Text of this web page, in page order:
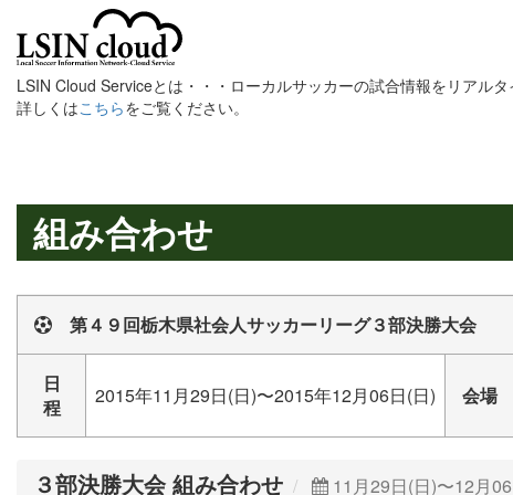
LSIN Cloud Serviceとは・・・ローカルサッカーの試合情報をリアルタ
詳しくはこちらをご覧ください。
組み合わせ
第４９回栃木県社会人サッカーリーグ３部決勝大会
日
程
2015年11月29日(日)〜2015年12月06日(日) 会場
３部決勝大会 組み合わせ 11月29日(日)〜12月